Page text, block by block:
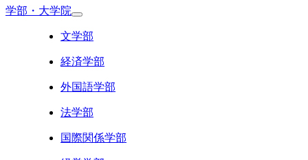
学部・大学院
文学部
経済学部
外国語学部
法学部
国際関係学部